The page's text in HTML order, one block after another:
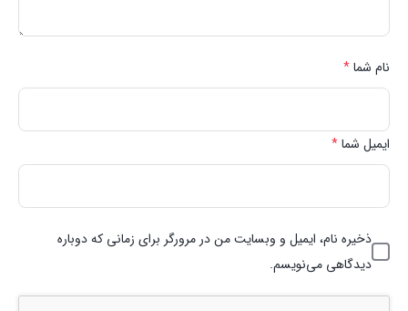
نام شما*
ایمیل شما*
ذخیره نام، ایمیل و وبسایت من در مرورگر برای زمانی که دوباره
دیدگاهی می‌نویسم.